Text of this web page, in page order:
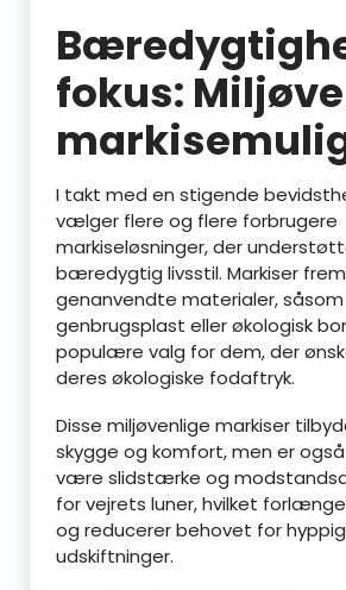
fokus:
I takt med en stigende
vælger flere og flere forbrugere
markiseløsninger, der
bæredygtig livsstil. Markiser
genanvendte materialer, såsom
genbrugsplast eller økologisk
populære valg for dem, der
deres økologiske fodaftryk.
Disse miljøvenlige markiser
skygge og komfort, men er
være slidstærke og
for vejrets luner, hvilket
og reducerer behovet for
udskiftninger.